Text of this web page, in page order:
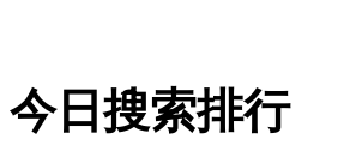
今日搜索排行